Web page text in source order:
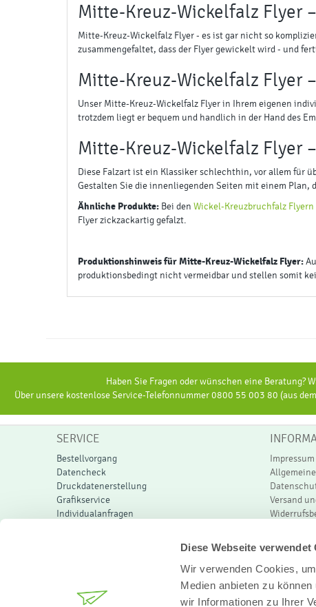
Diese Webseite verwendet
Wir verwenden Cookies,
Medien anbieten zu
wir Informationen zu Ihrer
Mitte-Kreuz-Wickelfalz Flyer
Mitte-Kreuz-Wickelfalz Flyer - es ist gar nicht so
zusammengefaltet, dass der Flyer gewickelt wird - und
Mitte-Kreuz-Wickelfalz Flyer
Unser Mitte-Kreuz-Wickelfalz Flyer in Ihrem eigenen
trotzdem liegt er bequem und handlich in der Hand des
Mitte-Kreuz-Wickelfalz Flyer
Diese Falzart ist ein Klassiker schlechthin, vor allem für
Gestalten Sie die innenliegenden Seiten mit einem Plan,
Ähnliche Produkte: Bei den Wickel-Kreuzbruchfalz Flyern
Flyer zickzackartig gefalzt.
Produktionshinweis für Mitte-Kreuz-Wickelfalz Flyer:
produktionsbedingt nicht vermeidbar und stellen somit
Haben Sie Fragen oder wünschen eine Beratung?
Über unsere kostenlose Service-Telefonnummer 0800 55 003 80 (aus
SERVICE
Bestellvorgang
Datencheck
Druckdatenerstellung
Grafikservice
Individualanfragen
Impressum
Versand